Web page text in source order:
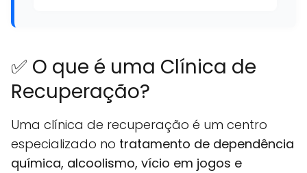
✅ O que é uma Clínica de
Recuperação?
Uma clínica de recuperação é um centro
especializado no tratamento de dependência
química, alcoolismo, vício em jogos e